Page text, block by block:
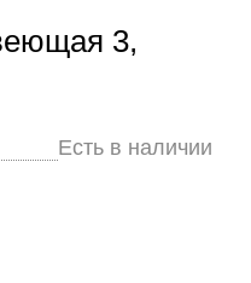
3,
Есть в наличии